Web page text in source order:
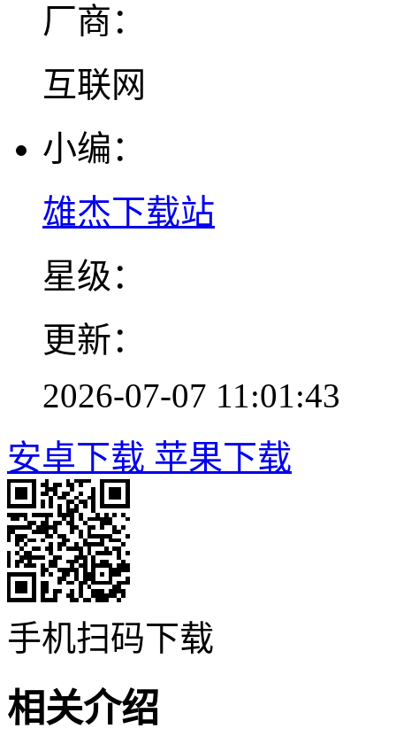
厂商：
互联网
小编：
雄杰下载站
星级：
更新：
2026-07-07 11:01:43
安卓下载 苹果下载
手机扫码下载
相关介绍